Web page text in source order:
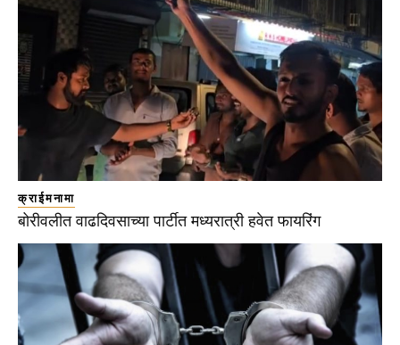
क्राईमनामा
बोरीवलीत वाढदिवसाच्या पार्टीत मध्यरात्री हवेत फायरिंग